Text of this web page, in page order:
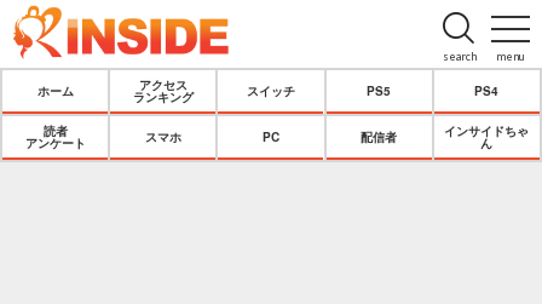
menu
search
ホーム
アクセス
ランキング
スイッチ PS5 PS4
読者
アンケート
スマホ PC 配信者
インサイドちゃ
ん